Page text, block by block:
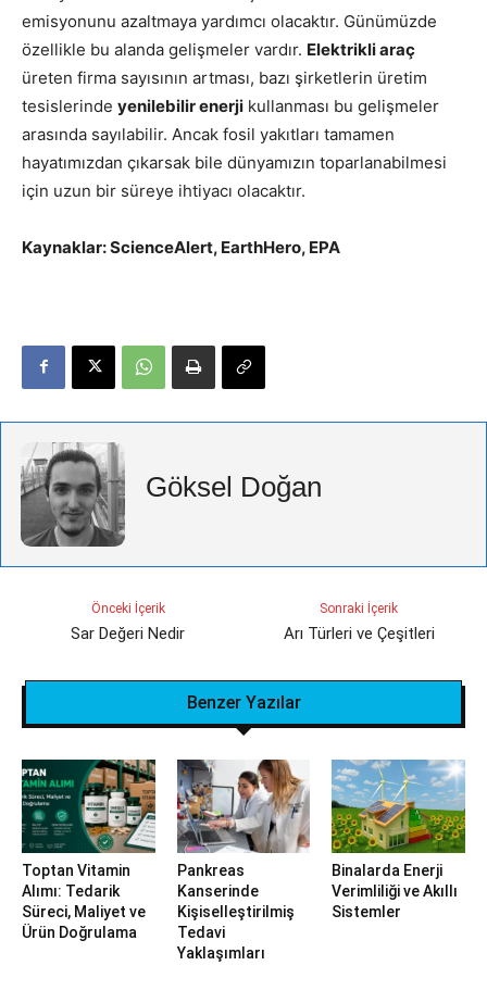
emisyonunu azaltmaya yardımcı olacaktır. Günümüzde
özellikle bu alanda gelişmeler vardır. Elektrikli araç
üreten firma sayısının artması, bazı şirketlerin üretim
tesislerinde yenilebilir enerji kullanması bu gelişmeler
arasında sayılabilir. Ancak fosil yakıtları tamamen
hayatımızdan çıkarsak bile dünyamızın toparlanabilmesi
için uzun bir süreye ihtiyacı olacaktır.
Kaynaklar:ScienceAlert, EarthHero, EPA
Göksel Doğan
Önceki İçerik
Sar Değeri Nedir
Sonraki İçerik
Arı Türleri ve Çeşitleri
Benzer Yazılar
Toptan Vitamin
Alımı: Tedarik
Süreci, Maliyet ve
Ürün Doğrulama
Pankreas
Kanserinde
Kişiselleştirilmiş
Tedavi
Yaklaşımları
Binalarda Enerji
Verimliliği ve Akıllı
Sistemler